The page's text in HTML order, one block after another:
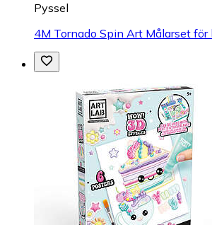
Pyssel
4M Tornado Spin Art Målarset för